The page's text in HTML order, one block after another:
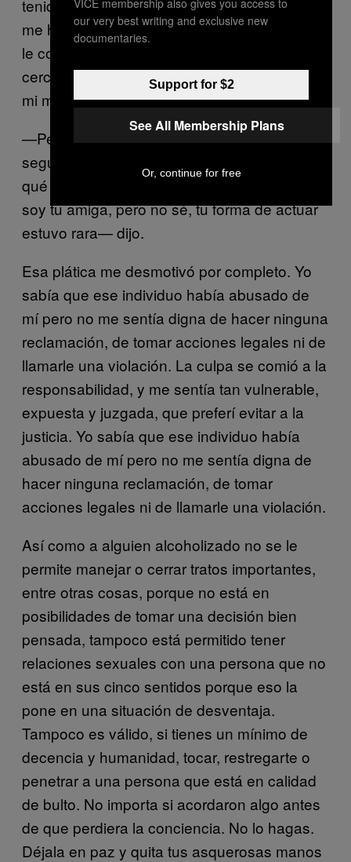
tenido relaciones sexuales casuales, ni se
me había violentado de esa manera. Cuando
le conté de esto a un par de amigas muy
cercanas, me sorprendí cuando cuestionaron
mi manera de actuar:
—Pero es que si abusó de ti, ¿por qué le
seguiste hablando los días siguientes? ¿Por
qué volviste a su cuarto? Yo te creo porque
soy tu amiga, pero no sé, tu forma de actuar
estuvo rara— dijo.
Esa plática me desmotivó por completo. Yo
sabía que ese individuo había abusado de
mí pero no me sentía digna de hacer ninguna
reclamación, de tomar acciones legales ni de
llamarle una violación. La culpa se comió a la
responsabilidad, y me sentía tan vulnerable,
expuesta y juzgada, que preferí evitar a la
justicia. Yo sabía que ese individuo había
abusado de mí pero no me sentía digna de
hacer ninguna reclamación, de tomar
acciones legales ni de llamarle una violación.
Así como a alguien alcoholizado no se le
permite manejar o cerrar tratos importantes,
entre otras cosas, porque no está en
posibilidades de tomar una decisión bien
pensada, tampoco está permitido tener
relaciones sexuales con una persona que no
está en sus cinco sentidos porque eso la
pone en una situación de desventaja.
Tampoco es válido, si tienes un mínimo de
decencia y humanidad, tocar, restregarte o
penetrar a una persona que está en calidad
de bulto. No importa si acordaron algo antes
de que perdiera la conciencia. No lo hagas.
Déjala en paz y quita tus asquerosas manos
our very best writing and exclusive new
documentaries.
Support for $2
See All Membership Plans
Or, continue for free